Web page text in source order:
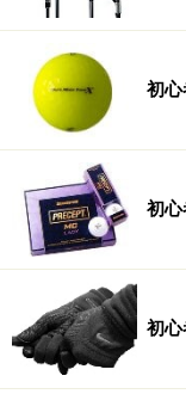
初
初
初